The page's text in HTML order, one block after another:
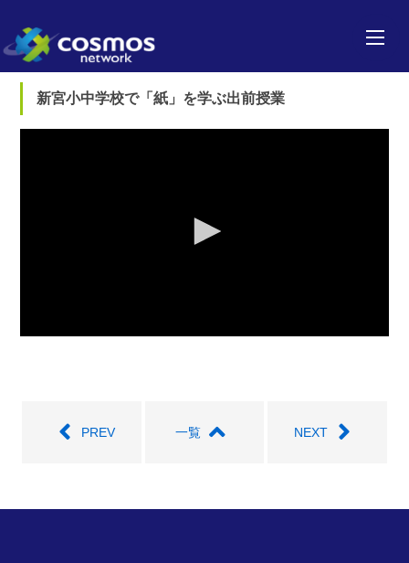
新宮小中学校で「紙」を学ぶ出前授業
PREV 一覧 NEXT